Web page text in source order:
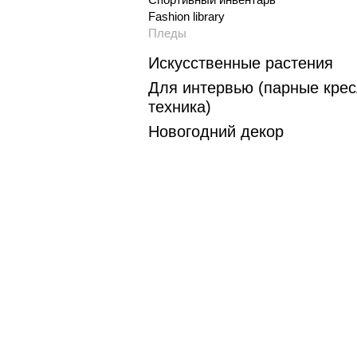
Fashion library
Пледы
Искусственные растения
Для интервью (парные
техника)
Новогодний декор